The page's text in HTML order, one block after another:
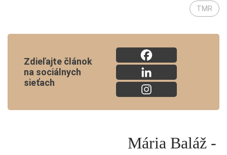
TMR
Zdieľajte článok
na sociálnych
sieťach
Mária Baláž -